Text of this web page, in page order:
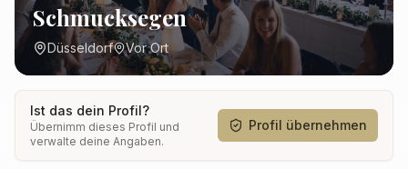
Schmucksegen
Düsseldorf Vor Ort
Ist das dein Profil?
Übernimm dieses Profil und
verwalte deine Angaben.
Profil übernehmen